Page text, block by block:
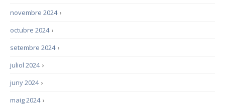
›
novembre 2024
›
octubre 2024
›
setembre 2024
›
juliol 2024
›
juny 2024
›
maig 2024